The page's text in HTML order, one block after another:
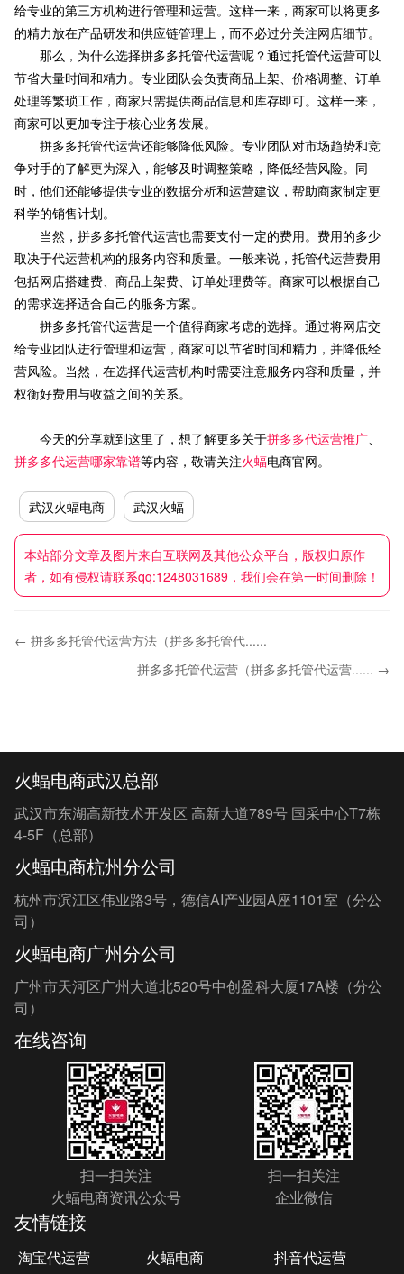
给专业的第三方机构进行管理和运营。这样一来，商家可以将更多
的精力放在产品研发和供应链管理上，而不必过分关注网店细节。
那么，为什么选择拼多多托管代运营呢？通过托管代运营可以
节省大量时间和精力。专业团队会负责商品上架、价格调整、订单
处理等繁琐工作，商家只需提供商品信息和库存即可。这样一来，
商家可以更加专注于核心业务发展。
拼多多托管代运营还能够降低风险。专业团队对市场趋势和竞
争对手的了解更为深入，能够及时调整策略，降低经营风险。同
时，他们还能够提供专业的数据分析和运营建议，帮助商家制定更
科学的销售计划。
当然，拼多多托管代运营也需要支付一定的费用。费用的多少
取决于代运营机构的服务内容和质量。一般来说，托管代运营费用
包括网店搭建费、商品上架费、订单处理费等。商家可以根据自己
的需求选择适合自己的服务方案。
拼多多托管代运营是一个值得商家考虑的选择。通过将网店交
给专业团队进行管理和运营，商家可以节省时间和精力，并降低经
营风险。当然，在选择代运营机构时需要注意服务内容和质量，并
权衡好费用与收益之间的关系。
今天的分享就到这里了，想了解更多关于拼多多代运营推广、
拼多多代运营哪家靠谱等内容，敬请关注火蝠电商官网。
武汉火蝠电商 武汉火蝠
本站部分文章及图片来自互联网及其他公众平台，版权归原作
者，如有侵权请联系qq:1248031689，我们会在第一时间删除！
← 拼多多托管代运营方法（拼多多托管代......
拼多多托管代运营（拼多多托管代运营...... →
火蝠电商武汉总部
武汉市东湖高新技术开发区 高新大道789号 国采中心T7栋
4-5F（总部）
火蝠电商杭州分公司
杭州市滨江区伟业路3号，德信AI产业园A座1101室（分公
司）
火蝠电商广州分公司
广州市天河区广州大道北520号中创盈科大厦17A楼（分公
司）
在线咨询
扫一扫关注
火蝠电商资讯公众号
扫一扫关注
企业微信
友情链接
淘宝代运营 火蝠电商 抖音代运营